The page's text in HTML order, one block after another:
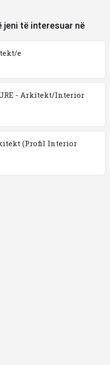
jeni të interesuar në
e
- Arkitekt/Interior
(Profil Interior